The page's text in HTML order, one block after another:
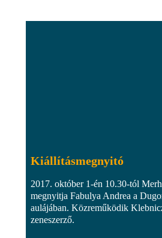
Kiállításmegnyitó
2017. október 1-én 10.30-tól
megnyitja Fabulya Andrea a
aulájában. Közreműködik
zeneszerző.